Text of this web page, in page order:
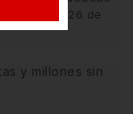
México, 26 de